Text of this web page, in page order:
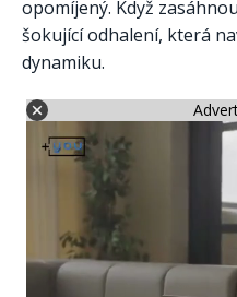
opomíjený. Když
šokující odhalení, která
dynamiku.